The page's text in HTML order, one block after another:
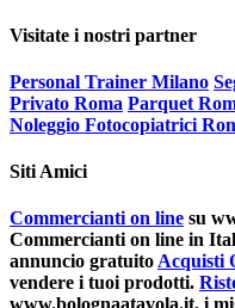
Visitate i nostri partner
Personal Trainer Milano
Privato Roma Parquet
Noleggio Fotocopiatrici
Siti Amici
Commercianti on line su
Commercianti on line in
annuncio gratuitoAcquisti
vendere i tuoi prodotti.